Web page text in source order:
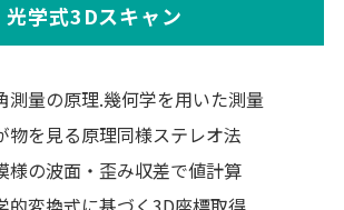
光学式3Dスキャン
測量の原理.幾何学を用いた測量
物を見る原理同様ステレオ法
様の波面・歪み収差で値計算